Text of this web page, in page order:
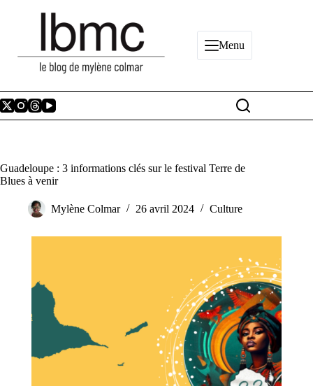
Menu
Guadeloupe : 3 informations clés sur le festival Terre de
Blues à venir
Mylène Colmar 26 avril 2024 Culture